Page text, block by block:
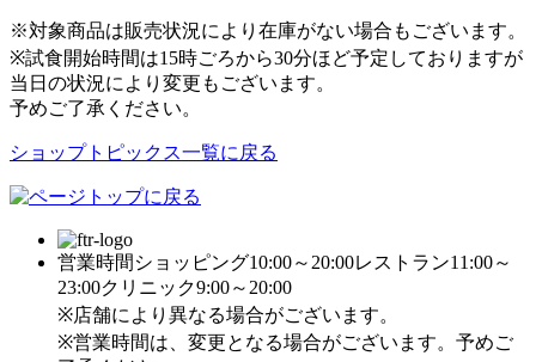
※対象商品は販売状況により在庫がない場合もございます。
※試食開始時間は15時ごろから30分ほど予定しておりますが
当日の状況により変更もございます。
予めご了承ください。
ショップトピックス一覧に戻る
営業時間 ショッピング10:00～20:00レストラン11:00～
23:00クリニック9:00～20:00
※店舗により異なる場合がございます。
※営業時間は、変更となる場合がございます。予めご